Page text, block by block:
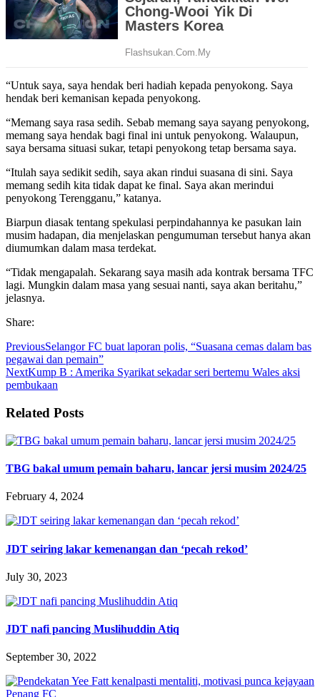
“Untuk saya, saya hendak beri hadiah kepada penyokong. Saya
hendak beri kemanisan kepada penyokong.
“Memang saya rasa sedih. Sebab memang saya sayang penyokong,
memang saya hendak bagi final ini untuk penyokong. Walaupun,
saya bersama situasi sukar, tetapi penyokong tetap bersama saya.
“Itulah saya sedikit sedih, saya akan rindui suasana di sini. Saya
memang sedih kita tidak dapat ke final. Saya akan merindui
penyokong Terengganu,” katanya.
Biarpun diasak tentang spekulasi perpindahannya ke pasukan lain
musim hadapan, dia menjelaskan pengumuman tersebut hanya akan
diumumkan dalam masa terdekat.
“Tidak mengapalah. Sekarang saya masih ada kontrak bersama TFC
lagi. Mungkin dalam masa yang sesuai nanti, saya akan beritahu,”
jelasnya.
Share:
PreviousSelangor FC buat laporan polis, “Suasana cemas dalam bas
pegawai dan pemain”
NextKump B : Amerika Syarikat sekadar seri bertemu Wales aksi
pembukaan
Related Posts
TBG bakal umum pemain baharu, lancar jersi musim 2024/25
February 4, 2024
JDT seiring lakar kemenangan dan ‘pecah rekod’
July 30, 2023
JDT nafi pancing Muslihuddin Atiq
September 30, 2022